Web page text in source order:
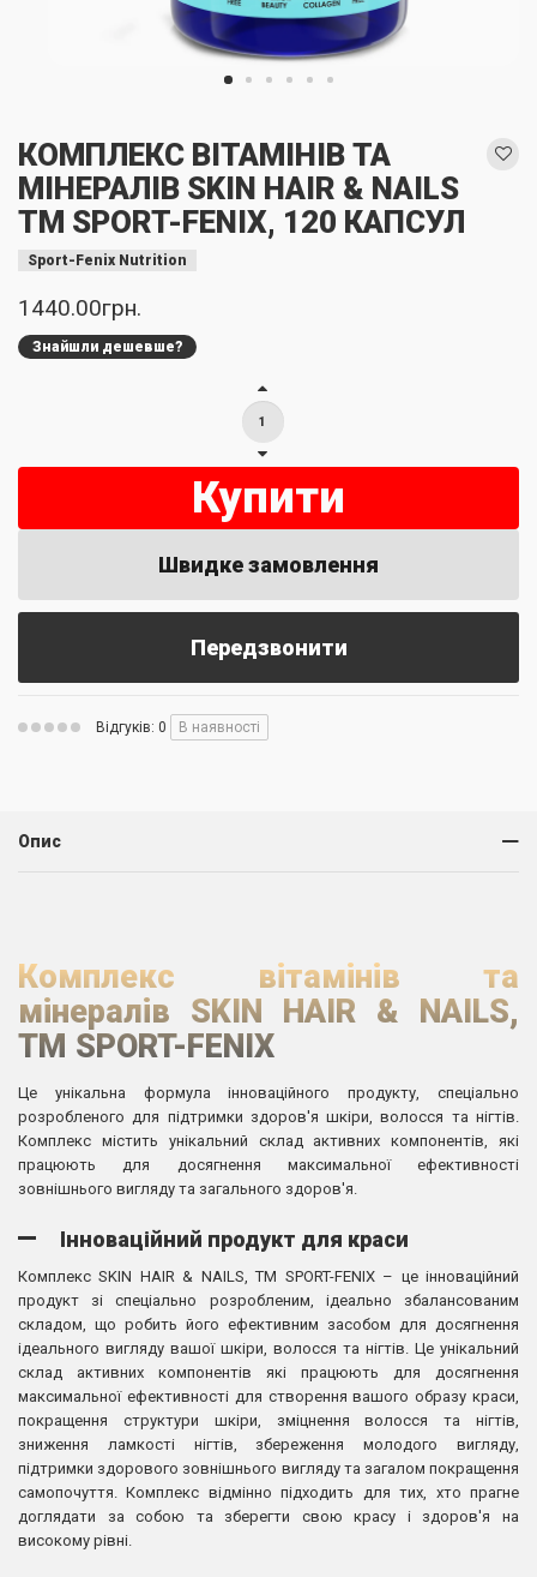
КОМПЛЕКС ВІТАМІНІВ ТА
МІНЕРАЛІВ SKIN HAIR & NAILS
TM SPORT-FENIX, 120 КАПСУЛ
Sport-Fenix Nutrition
1440.00грн.
Знайшли дешевше?
Купити
Швидке замовлення
Передзвонити
Відгуків: 0 В наявності
Опис
Комплекс вітамінів та
мінералів SKIN HAIR & NAILS,
TM SPORT-FENIX
Це унікальна формула інноваційного продукту, спеціально
розробленого для підтримки здоров'я шкіри, волосся та нігтів.
Комплекс містить унікальний склад активних компонентів, які
працюють для досягнення максимальної ефективності
зовнішнього вигляду та загального здоров'я.
Інноваційний продукт для краси
Комплекс SKIN HAIR & NAILS, TM SPORT-FENIX – це інноваційний
продукт зі спеціально розробленим, ідеально збалансованим
складом, що робить його ефективним засобом для досягнення
ідеального вигляду вашої шкіри, волосся та нігтів. Це унікальний
склад активних компонентів які працюють для досягнення
максимальної ефективності для створення вашого образу краси,
покращення структури шкіри, зміцнення волосся та нігтів,
зниження ламкості нігтів, збереження молодого вигляду,
підтримки здорового зовнішнього вигляду та загалом покращення
самопочуття. Комплекс відмінно підходить для тих, хто прагне
доглядати за собою та зберегти свою красу і здоров'я на
високому рівні.